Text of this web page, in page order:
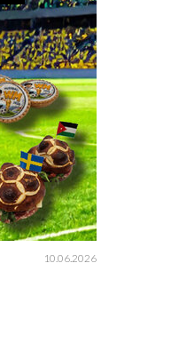
10.06.2026